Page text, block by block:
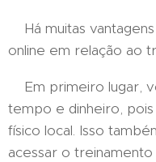
Há muitas
online em relação ao
Em primeiro lugar,
tempo e dinheiro,
físico local. Isso
acessar o